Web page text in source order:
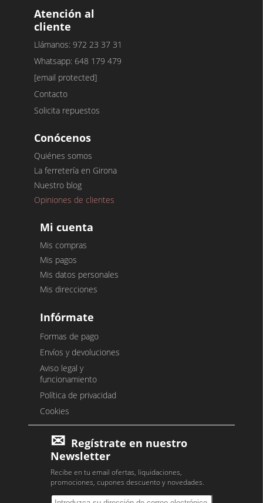
Atención al
cliente
Llámanos: 972 23 37 31
Whatsapp: 648 179 479
[email protected]
Contacto
Solicita repuestos
Conócenos
Quiénes somos
La ferretería en Girona
Nuestro blog
Opiniones de clientes
Mi cuenta
Mis compras
Mis pagos
Mis datos personales
Mis direcciones
Infórmate
Formas de pago
Envíos y devoluciones
Aviso legal y
funcionamiento
Política de privacidad
Cookies
Regístrate en nuestro
Newsletter
Recibe en tu email ofertas, liquidaciones,
promociones, cupones descuento y novedades.